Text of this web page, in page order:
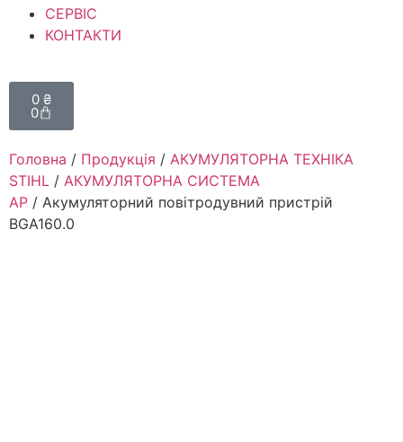
СЕРВІС
КОНТАКТИ
0 ₴
0
Головна / Продукція / АКУМУЛЯТОРНА ТЕХНІКА
STIHL / АКУМУЛЯТОРНА СИСТЕМА
АР / Акумуляторний повітродувний пристрій
BGA160.0